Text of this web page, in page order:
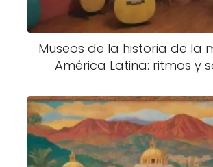
Museos de la historia de la
América Latina: ritmos y